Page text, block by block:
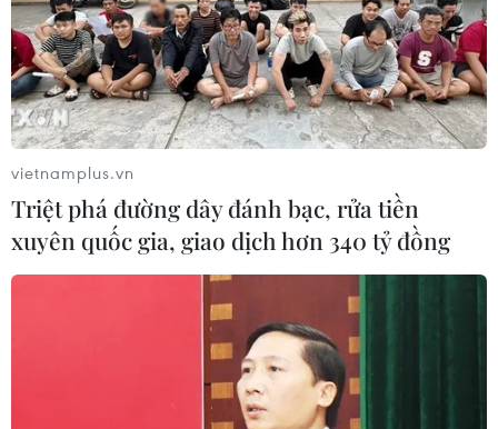
Chủ tịch ICAP: Cuba luôn mong sát cánh
với nhân dân Việt Nam
13/04/2018 14:05
Ông Fernando Gonzalez Llort, Chủ tịch Viện Cuba Hữu
nghị với các dân tộc (ICAP), khẳng định Cuba luôn
mong sát cánh với nhân dân Việt Nam.
vietnamplus.vn
Triệt phá đường dây đánh bạc, rửa tiền
xuyên quốc gia, giao dịch hơn 340 tỷ đồng